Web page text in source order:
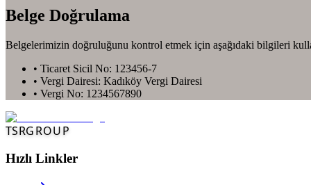
Belge Doğrulama
Belgelerimizin doğruluğunu kontrol etmek için aşağıdaki bilgileri
• Ticaret Sicil No: 123456-7
• Vergi Dairesi: Kadıköy Vergi Dairesi
• Vergi No: 1234567890
TSRGROUP
Hızlı Linkler